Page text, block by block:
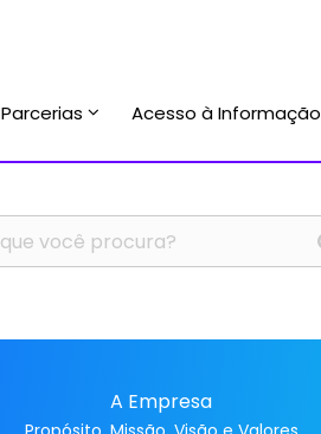
Parcerias Acesso à Informação
A Empresa